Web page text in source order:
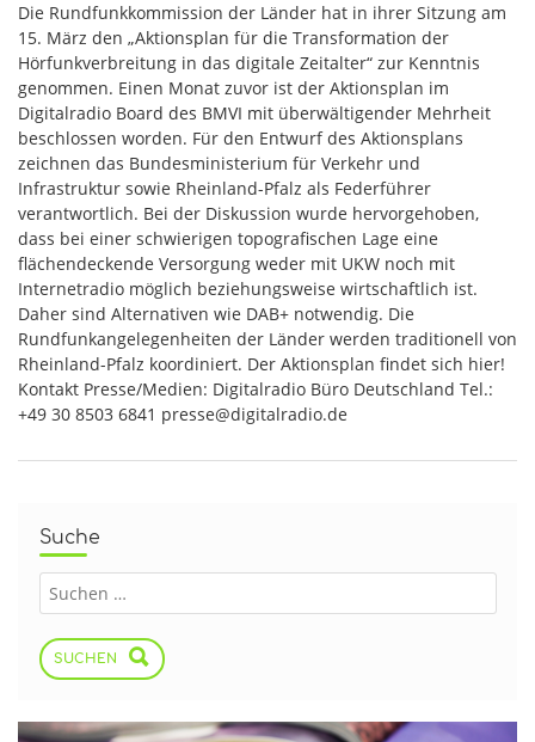
Die Rundfunkkommission der Länder hat in ihrer Sitzung am
15. März den „Aktionsplan für die Transformation der
Hörfunkverbreitung in das digitale Zeitalter“ zur Kenntnis
genommen. Einen Monat zuvor ist der Aktionsplan im
Digitalradio Board des BMVI mit überwältigender Mehrheit
beschlossen worden. Für den Entwurf des Aktionsplans
zeichnen das Bundesministerium für Verkehr und
Infrastruktur sowie Rheinland-Pfalz als Federführer
verantwortlich. Bei der Diskussion wurde hervorgehoben,
dass bei einer schwierigen topografischen Lage eine
flächendeckende Versorgung weder mit UKW noch mit
Internetradio möglich beziehungsweise wirtschaftlich ist.
Daher sind Alternativen wie DAB+ notwendig. Die
Rundfunkangelegenheiten der Länder werden traditionell von
Rheinland-Pfalz koordiniert. Der Aktionsplan findet sich hier!
Kontakt Presse/Medien: Digitalradio Büro Deutschland Tel.:
+49 30 8503 6841 presse@digitalradio.de
Suche
SUCHEN